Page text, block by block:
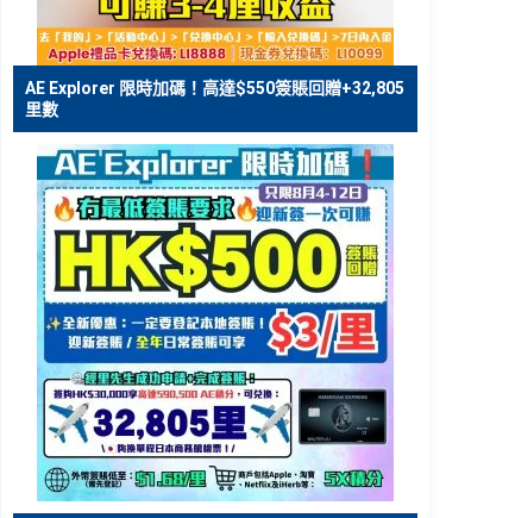
AE Explorer 限時加碼！高達$550簽賬回贈+32,805
里數